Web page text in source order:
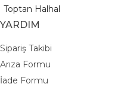
Toptan Halhal
YARDIM
Sipariş Takibi
Arıza Formu
İade Formu